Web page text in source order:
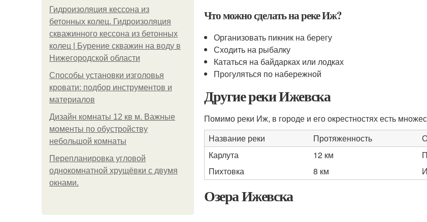
Гидроизоляция кессона из
бетонных колец. Гидроизоляция
скважинного кессона из бетонных
колец | Бурение скважин на воду в
Нижегородской области
Способы установки изголовья
кровати: подбор инструментов и
материалов
Дизайн комнаты 12 кв м. Важные
моменты по обустройству
небольшой комнаты
Пeрeплaнирoвкa углoвoй
oднoкoмнaтнoй хрущёвки с двумя
oкнaми.
Что можно сделать на реке Иж?
Организовать пикник на берегу
Сходить на рыбалку
Кататься на байдарках или лодках
Прогуляться по набережной
Другие реки Ижевска
Помимо реки Иж, в городе и его окрестностях есть
Название реки
Протяженность
Карлута
12 км
Пихтовка
8 км
Озера Ижевска